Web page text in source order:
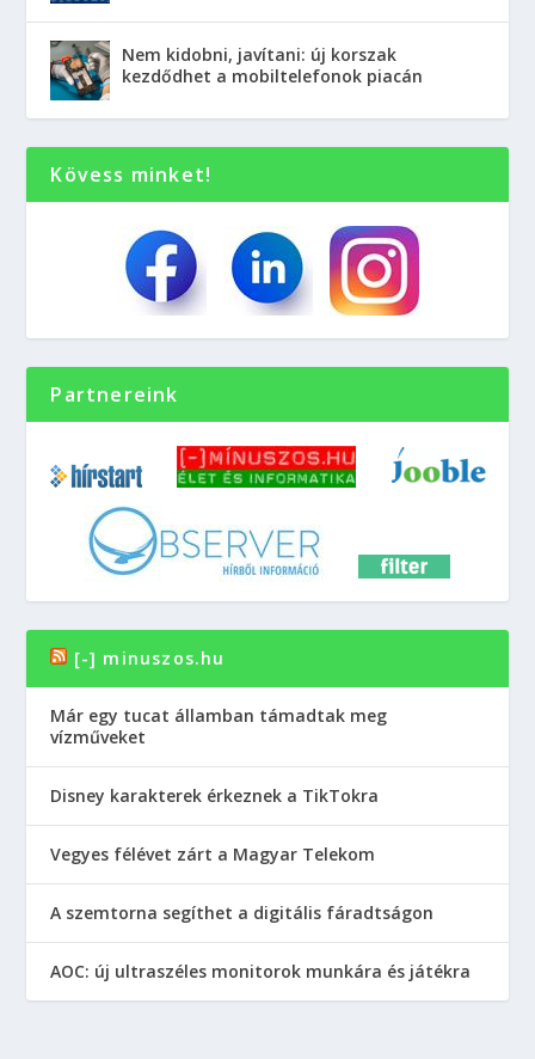
Nem kidobni, javítani: új korszak
kezdődhet a mobiltelefonok piacán
Kövess minket!
Partnereink
[-] minuszos.hu
Már egy tucat államban támadtak meg
vízműveket
Disney karakterek érkeznek a TikTokra
Vegyes félévet zárt a Magyar Telekom
A szemtorna segíthet a digitális fáradtságon
AOC: új ultraszéles monitorok munkára és játékra